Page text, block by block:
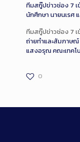
ทีมสกู๊ปข่าวช่อง 7
นักศึกษา นายนเรศ
ทีมสกู๊ปข่าวช่อง 7 เ
ถ่ายทำและสัมภาษ
แสงอรุณ คณะเทคโ
0